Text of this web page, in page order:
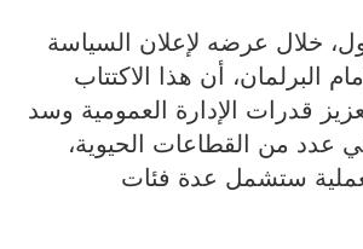
خلال عرضه لإعلان السياسة
البرلمان، أن هذا الاكتتاب
قدرات الإدارة العمومية وسد
عدد من القطاعات الحيوية،
ستشمل عدة فئات